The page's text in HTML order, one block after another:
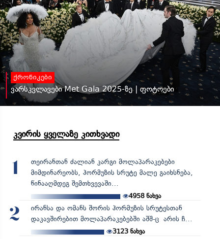
ქრონიკები
ვარსკვლავები Met Gala 2025-ზე | ფოტოები
კვირის ყველაზე კითხვადი
1
თეირანთან ძალიან კარგი მოლაპარაკებები
მიმდინარეობს, ჰორმუზის სრუტე მალე გაიხსნება,
წინააღმდეგ შემთხვევაში...
4958 ნახვა
2
ირანსა და ომანს შორის ჰორმუზის სრუტესთან
დაკავშირებით მოლაპარაკებებში აშშ-ც არის ჩ...
3123ნახვა